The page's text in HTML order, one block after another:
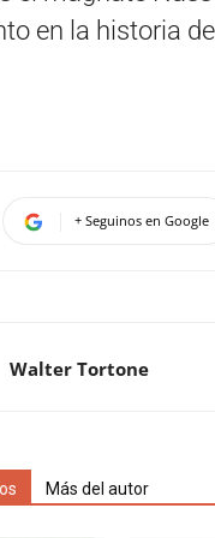
en la historia
+ Seguinos en Google
Walter Tortone
Más del autor